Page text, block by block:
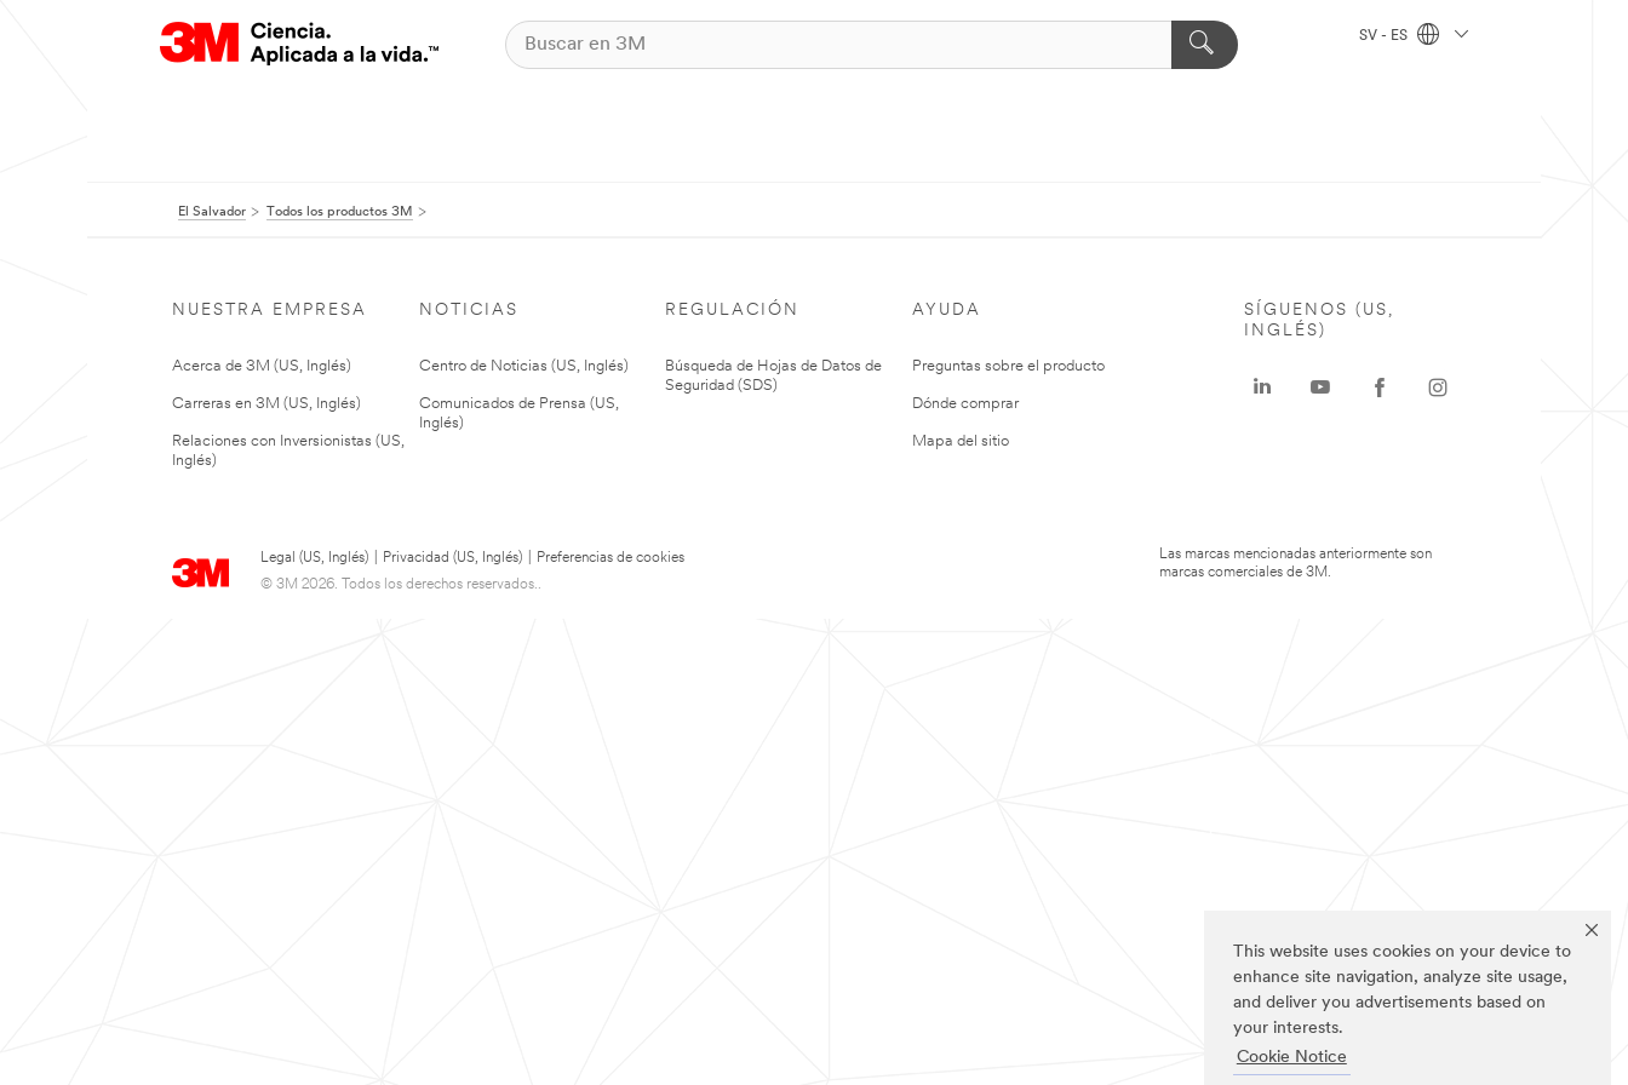
This website uses cookies on your device to
enhance site navigation, analyze site usage,
and deliver you advertisements based on
your interests.
Cookie Notice
SV - ES
El Salvador Todos los productos 3M
NUESTRA EMPRESA
Acerca de 3M (US, Inglés)
Carreras en 3M (US, Inglés)
Relaciones con Inversionistas (US,
Inglés)
NOTICIAS
Centro de Noticias (US, Inglés)
Comunicados de Prensa (US,
Inglés)
REGULACIÓN
Búsqueda de Hojas de Datos de
Seguridad (SDS)
AYUDA
Preguntas sobre el producto
Dónde comprar
Mapa del sitio
Legal (US, Inglés) Privacidad (US, Inglés)
Preferencias de cookies
© 3M 2026. Todos los derechos reservados..
SÍGUENOS (US,
INGLÉS)
Las marcas mencionadas anteriormente son
marcas comerciales de 3M.